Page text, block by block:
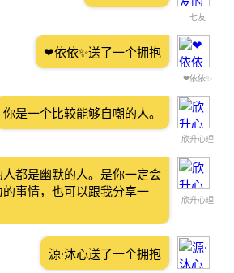
七友
❤依依✨
❤依依✨送了一个拥抱
欣升心理
你是一个比较能够自嘲的人。
欣升心理
都是幽默的人。是你一定会
事情，也可以跟我分享一
源·沐心送了一个拥抱